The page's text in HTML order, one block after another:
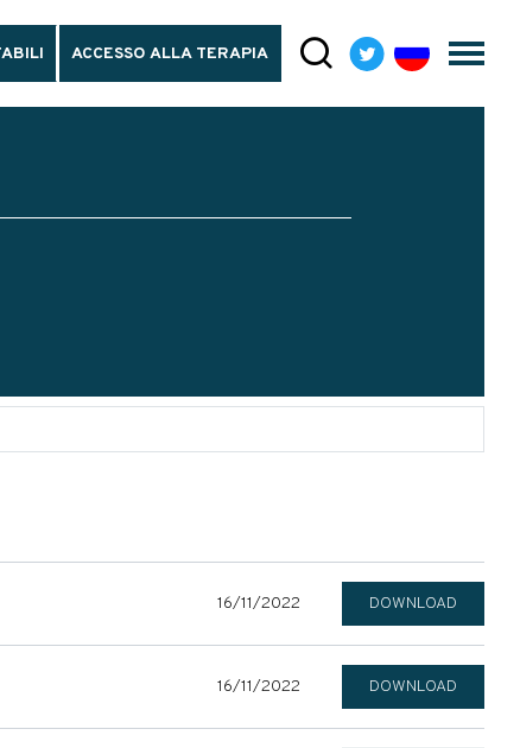
ACCESSO ALLA TERAPIA
16/11/2022 DOWNLOAD
16/11/2022 DOWNLOAD